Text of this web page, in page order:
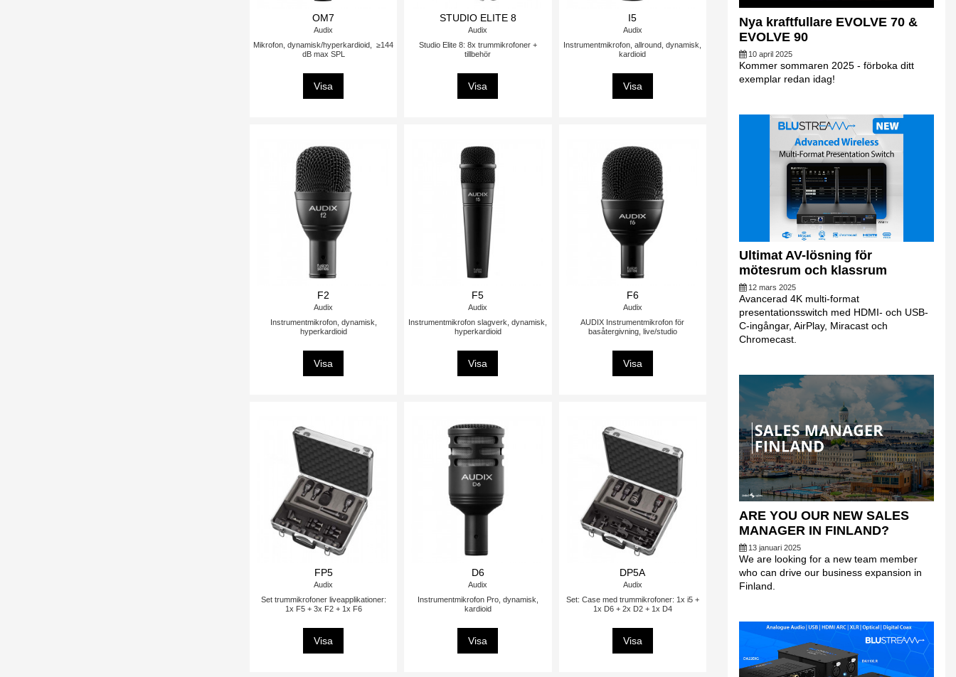
OM7
Audix
Mikrofon, dynamisk/hyperkardioid, ≥144
dB max SPL
Visa
STUDIO ELITE 8
Audix
Studio Elite 8: 8x trummikrofoner +
tillbehör
Visa
I5
Audix
Instrumentmikrofon, allround, dynamisk,
kardioid
Visa
F2
Audix
Instrumentmikrofon, dynamisk,
hyperkardioid
Visa
F5
Audix
Instrumentmikrofon slagverk, dynamisk,
hyperkardioid
Visa
F6
Audix
AUDIX Instrumentmikrofon för
basåtergivning, live/studio
Visa
FP5
Audix
Set trummikrofoner liveapplikationer:
1x F5 + 3x F2 + 1x F6
Visa
D6
Audix
Instrumentmikrofon Pro, dynamisk,
kardioid
Visa
DP5A
Audix
Set: Case med trummikrofoner: 1x i5 +
1x D6 + 2x D2 + 1x D4
Visa
Nya kraftfullare EVOLVE 70 &
EVOLVE 90
10 april 2025
Kommer sommaren 2025 - förboka ditt
exemplar redan idag!
Ultimat AV-lösning för
mötesrum och klassrum
12 mars 2025
Avancerad 4K multi-format
presentationsswitch med HDMI- och USB-
C-ingångar, AirPlay, Miracast och
Chromecast.
ARE YOU OUR NEW SALES
MANAGER IN FINLAND?
13 januari 2025
We are looking for a new team member
who can drive our business expansion in
Finland.